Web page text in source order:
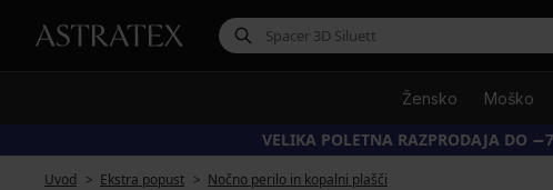
Žensko Moško
VELIKA POLETNA RAZPRODAJA DO
Uvod Ekstra popust Nočno perilo in kopalni plašči